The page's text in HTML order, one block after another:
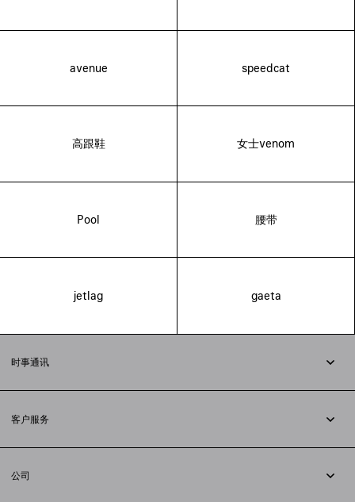
avenue speedcat
高跟鞋 女士venom
Pool 腰带
jetlag gaeta
时事通讯
客户服务
配送方式
公司